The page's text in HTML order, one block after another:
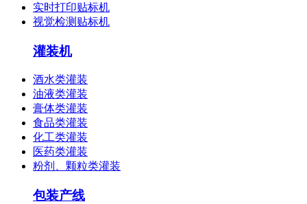
实时打印贴标机
视觉检测贴标机
灌装机
酒水类灌装
油液类灌装
膏体类灌装
食品类灌装
化工类灌装
医药类灌装
粉剂、颗粒类灌装
包装产线